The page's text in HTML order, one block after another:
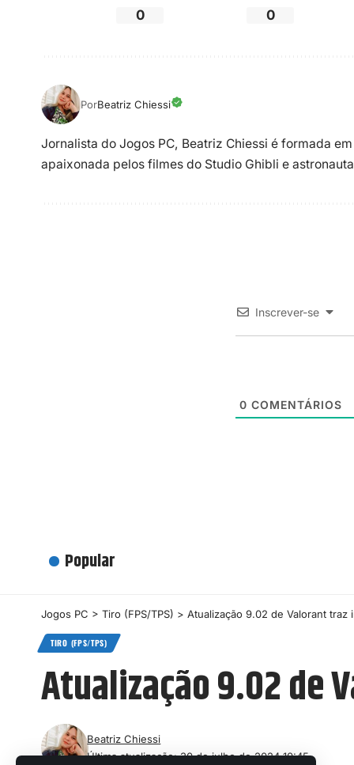
0 0
PorBeatriz Chiessi
Jornalista do Jogos PC, Beatriz Chiessi é formada
apaixonada pelos filmes do Studio Ghibli e
Inscrever-se
0 COMENTÁRIOS
Popular
Jogos PC > Tiro (FPS/TPS) > Atualização 9.02 de Valorant
TIRO (FPS/TPS)
Atualização 9.02 de
Última atualização: 30 de julho de 2024 10:45
Beatriz Chiessi